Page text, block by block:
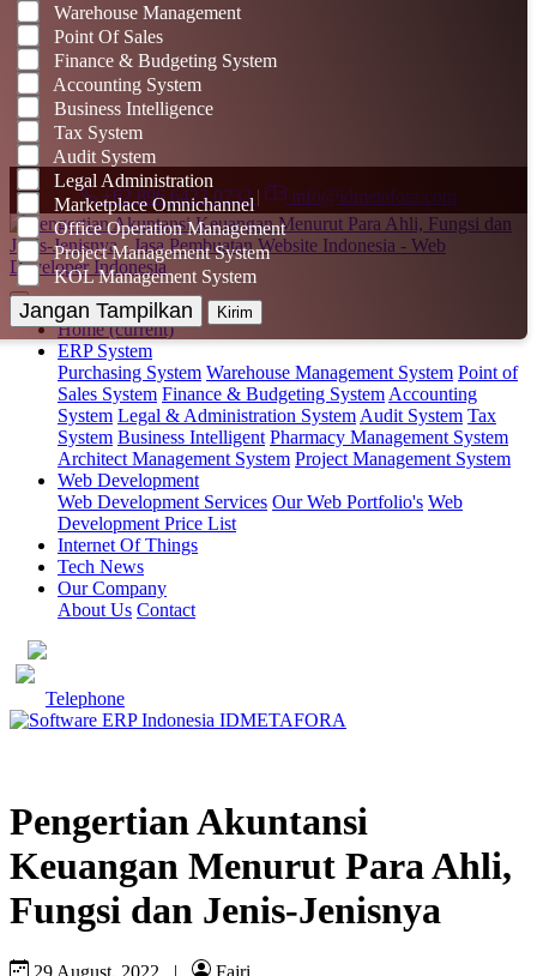
Warehouse Management
Point Of Sales
Finance & Budgeting System
Accounting System
Business Intelligence
Tax System
Audit System
Legal Administration
Marketplace Omnichannel
Office Operation Management
Project Management System
KOL Management System
Jangan Tampilkan Kirim
+62 896 6423 0232 | info@idmetafora.com
Home(current)
ERP System
Purchasing System Warehouse Management System Point of
Sales System Finance & Budgeting System Accounting
System Legal & Administration System Audit System Tax
System Business Intelligent Pharmacy Management System
Architect Management System Project Management System
Web Development
Web Development Services Our Web Portfolio's Web
Development Price List
Internet Of Things
Tech News
Our Company
About Us Contact
Telephone
Pengertian Akuntansi
Keuangan Menurut Para Ahli,
Fungsi dan Jenis-Jenisnya
29 August, 2022 | Fajri